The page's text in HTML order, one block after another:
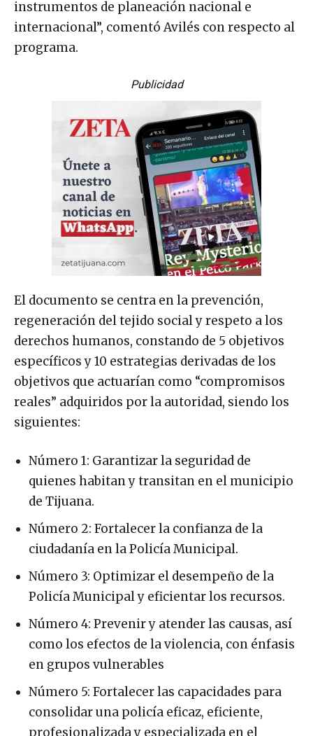
instrumentos de planeación nacional e
internacional”, comentó Avilés con respecto al
programa.
Publicidad
El documento se centra en la prevención,
regeneración del tejido social y respeto a los
derechos humanos, constando de 5 objetivos
específicos y 10 estrategias derivadas de los
objetivos que actuarían como “compromisos
reales” adquiridos por la autoridad, siendo los
siguientes:
Número 1: Garantizar la seguridad de
quienes habitan y transitan en el municipio
de Tijuana.
Número 2: Fortalecer la confianza de la
ciudadanía en la Policía Municipal.
Número 3: Optimizar el desempeño de la
Policía Municipal y eficientar los recursos.
Número 4: Prevenir y atender las causas, así
como los efectos de la violencia, con énfasis
en grupos vulnerables
Número 5: Fortalecer las capacidades para
consolidar una policía eficaz, eficiente,
profesionalizada y especializada en el